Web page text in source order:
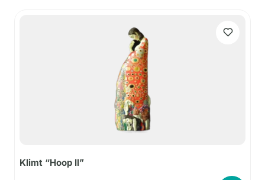
Klimt “Hoop II”